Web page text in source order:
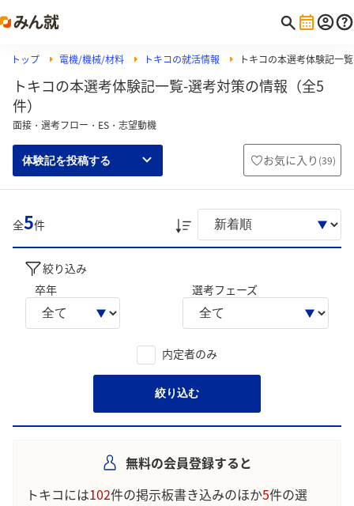
トップ 電機/機械/材料 トキコの就活情報 トキコの本選考体験記一覧
トキコの本選考体験記一覧-選考対策の情報（全5
件）
面接・選考フロー・ES・志望動機
体験記を投稿する お気に入り (39)
全5件
絞り込み
卒年
選考フェーズ
内定者のみ
絞り込む
無料の会員登録すると
トキコには102件の掲示板書き込みのほか5件の選